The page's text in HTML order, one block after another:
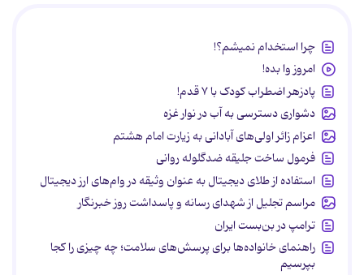
چرا استخدام نمیشم؟!
امروز وا بده!
پادزهر اضطراب کودک با ۷ قدم!
دشواری دسترسی به آب در نوار غزه
اعزام زائر اولی‌های آبادانی به زیارت امام هشتم
فرمول ساخت جلیقه ضدگلوله روانی
استفاده از طلای دیجیتال به عنوان وثیقه در وام‌های ارز دیجیتال
مراسم تجلیل از شهدای رسانه و پاسداشت روز خبرنگار
ترامپ در بن‌بست ایران
راهنمای خانواده‌ها برای پرسش‌های سلامت؛ چه چیزی را کجا
بپرسیم